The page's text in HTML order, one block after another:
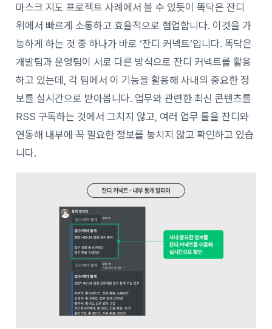
마스크 지도 프로젝트 사례에서 볼 수 있듯이 똑닥은 잔디
위에서 빠르게 소통하고 효율적으로 협업합니다. 이것을 가
능하게 하는 것 중 하나가 바로 ‘잔디 커넥트’입니다. 똑닥은
개발팀과 운영팀이 서로 다른 방식으로 잔디 커넥트를 활용
하고 있는데, 각 팀에서 이 기능을 활용해 사내의 중요한 정
보를 실시간으로 받아봅니다. 업무와 관련한 최신 콘텐츠를
RSS 구독하는 것에서 그치지 않고, 여러 업무 툴을 잔디와
연동해 내부에 꼭 필요한 정보를 놓치지 않고 확인하고 있습
니다.